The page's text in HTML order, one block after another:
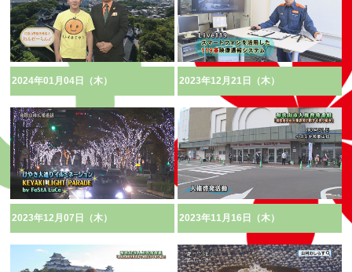
2024年01月04日（木） 2023年12月21日（木）
2023年12月07日（木） 2023年11月16日（木）